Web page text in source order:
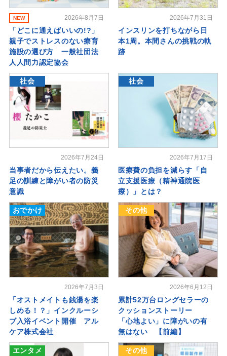
NEW 2026年8月7日
「どこに通えばいいの!?」
親子でストレスのない療育
施設の選び方 一般社団法
人人間力認定協会
2026年7月31日
インスリンを打ちながら日
本1周。本間さんの挑戦の軌
跡
社会
2026年7月24日
当事者だから伝えたい。義
足の訓練と障がい者の防災
意識
社会
2026年7月17日
医療費の負担を減らす「自
立支援医療（精神通院医
療）」とは？
おでかけ
2026年7月3日
「オストメイトも銭湯を楽
しめる！？」インクルーシ
ブ入浴イベント開催 アル
ケア株式会社
その他
2026年6月12日
累計52万台ロングセラーの
クッションストーリー
「心地よい」に障がいの有
無はない 【前編】
エンタメ その他